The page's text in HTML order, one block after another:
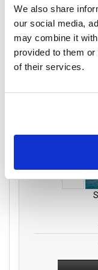
We also share
our social media,
may combine it
provided to them
of their services.
Samui